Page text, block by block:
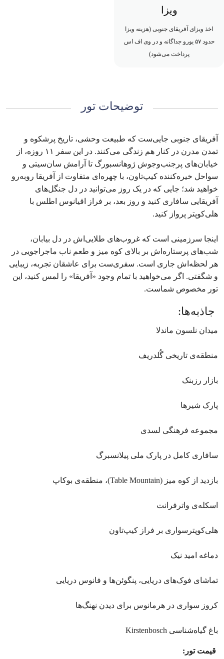
ویزا
اخذ ویزای آفریقای جنوبی (هزینه ویزا
حدود ۵۷ یورو جداگانه و در وی اف اس
پرداخت می‌شود)
توضیحات تور
آفریقای جنوبی جایی‌ست که طبیعت وحشی، تاریخ پرشکوه و
تمدن مدرن در کنار هم زندگی می‌کنند. در این سفر ۱۱ روزه، از
خیابان‌های پرجنب‌وجوش ژوهانسبورگ تا آرامش سان‌سیتی و
سواحل خیره‌کننده کیپ‌تاون، با چهره‌ای متفاوت از آفریقا روبه‌رو
خواهید شد؛ جایی که در یک روز می‌توانید در دل جنگل‌های
آفریقایی سافاری کنید و روز بعد، بر فراز اقیانوس اطلس با
هلی‌کوپتر پرواز کنید.
اینجا سرزمینی است که غروب‌های طلایی‌اش در دل بیابان،
شب‌های پرستاره‌اش بر بالای کوه میز و طعم ناب ماجراجویی در
هر لحظه‌اش جاری است. سفری‌ست برای عاشقان تجربه، زیبایی
و شگفتی. اگر می‌خواهید با تمام وجود «آفریقا» را لمس کنید، این
تور مخصوص شماست.
جاذبه‌ها:
میدان نلسون ماندلا
منطقه‌ی تاریخی گُلدریف
بازار رز‌بنک
پارک شیرها
مجموعه فرهنگی لسدی
سافاری کامل در پارک ملی پیلانسبرگ
بازدید از کوه میز (Table Mountain)، منطقه‌ی بوکاپ
اسکله‌ی واترفرانت
هلی‌کوپترسواری بر فراز کیپ‌تاون
دماغه امید نیک
تماشای فوک‌های دریایی، پنگوئن‌ها و فانوس دریایی
کروز سواری در هرمانوس برای دیدن نهنگ‌ها
باغ گیاه‌شناسی Kirstenbosch
قیمت تور: